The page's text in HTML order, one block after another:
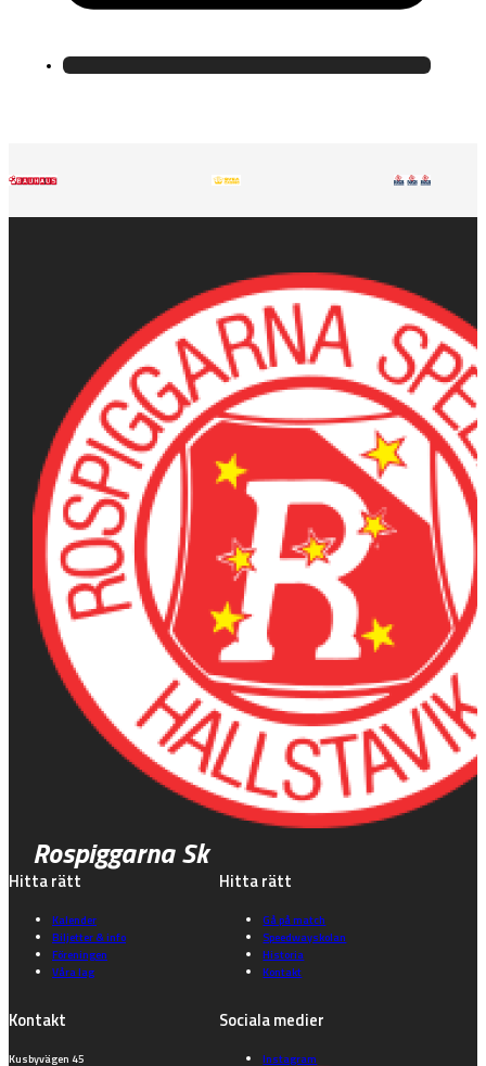
Rospiggarna Sk
Hitta rätt
Kalender
Biljetter & info
Föreningen
Våra lag
Hitta rätt
Gå på match
Speedwayskolan
Historia
Kontakt
Kontakt
Kusbyvägen 45
Sociala medier
Instagram